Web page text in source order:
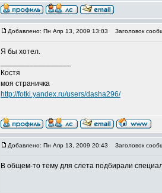
Добавлено: Пн Апр 13, 2009 13:03 Заголовок
Я бы хотел.
Костя
моя страничка
http://fotki.yandex.ru/users/dasha296/
Добавлено: Пн Апр 13, 2009 20:43 Заголовок
В общем-то тему для слета подбирали